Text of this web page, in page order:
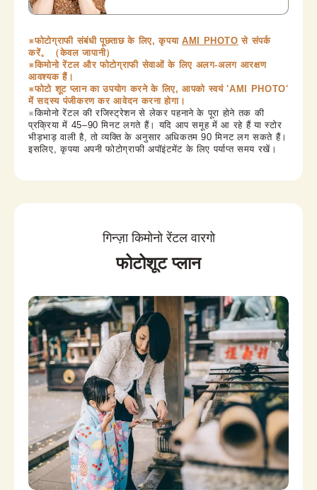
※फोटोग्राफी संबंधी पूछताछ के लिए, कृपया AMI PHOTO से संपर्क
करें。（केवल जापानी）
※किमोनो रेंटल और फोटोग्राफी सेवाओं के लिए अलग-अलग आरक्षण
आवश्यक हैं।
※फोटो शूट प्लान का उपयोग करने के लिए, आपको स्वयं 'AMI PHOTO'
में सदस्य पंजीकरण कर आवेदन करना होगा।
※किमोनो रेंटल की रजिस्ट्रेशन से लेकर पहनाने के पूरा होने तक की
प्रक्रिया में 45–90 मिनट लगते हैं। यदि आप समूह में आ रहे हैं या स्टोर
भीड़भाड़ वाली है, तो व्यक्ति के अनुसार अधिकतम 90 मिनट लग सकते हैं।
इसलिए, कृपया अपनी फोटोग्राफी अपॉइंटमेंट के लिए पर्याप्त समय रखें।
गिन्ज़ा किमोनो रेंटल वारगो
फोटोशूट प्लान